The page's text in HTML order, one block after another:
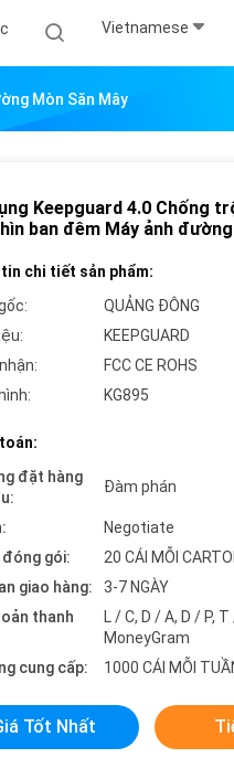
Vietnamese
Mòn Săn Mây
Keepguard 4.0 Chống
ban đêm Máy ảnh
chi tiết sản phẩm:
QUẢNG ĐÔNG
KEEPGUARD
FCC CE ROHS
KG895
đặt hàng
Đàm phán
Negotiate
gói:
20 CÁI MỖI
giao hàng:
3-7 NGÀY
thanh
L / C, D / A, D / P,
MoneyGram
cung cấp:
1000 CÁI MỖI
Tốt Nhất